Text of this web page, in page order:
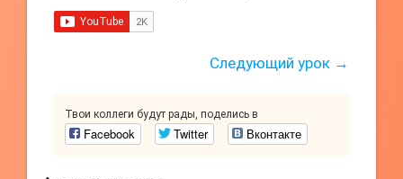
Следующий урок →
Твои коллеги будут рады, поделись в
Facebook Twitter Вконтакте